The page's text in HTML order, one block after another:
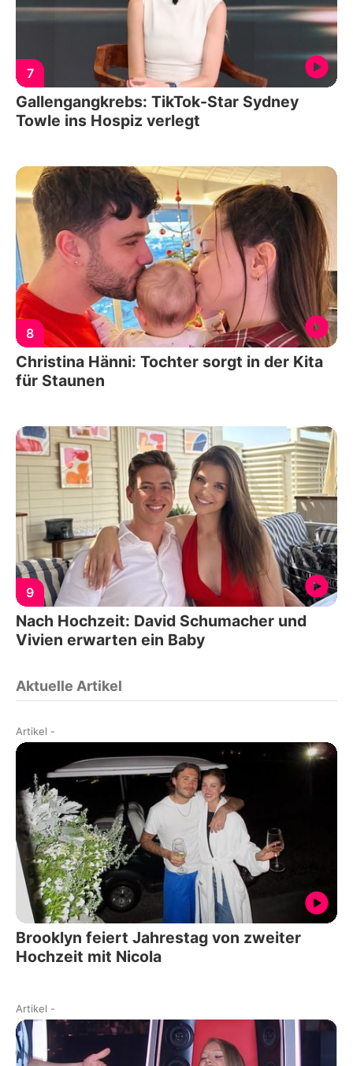
7
Gallengangkrebs: TikTok-Star Sydney
Towle ins Hospiz verlegt
8
Christina Hänni: Tochter sorgt in der Kita
für Staunen
9
Nach Hochzeit: David Schumacher und
Vivien erwarten ein Baby
Aktuelle Artikel
Artikel -
Brooklyn feiert Jahrestag von zweiter
Hochzeit mit Nicola
Artikel -